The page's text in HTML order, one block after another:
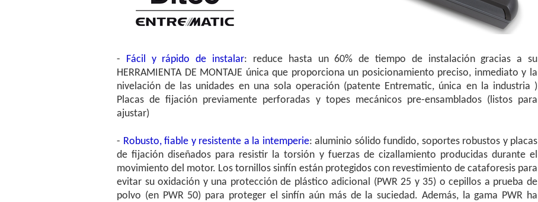
- Fácil y rápido de instalar: reduce hasta un 60% de tiempo de instalación gracias a su
HERRAMIENTA DE MONTAJE única que proporciona un posicionamiento preciso, inmediato y la
nivelación de las unidades en una sola operación (patente Entrematic, única en la industria )
Placas de fijación previamente perforadas y topes mecánicos pre-ensamblados (listos para
ajustar)
- Robusto, fiable y resistente a la intemperie: aluminio sólido fundido, soportes robustos y placas
de fijación diseñados para resistir la torsión y fuerzas de cizallamiento producidas durante el
movimiento del motor. Los tornillos sinfín están protegidos con revestimiento de cataforesis para
evitar su oxidación y una protección de plástico adicional (PWR 25 y 35) o cepillos a prueba de
polvo (en PWR 50) para proteger el sinfín aún más de la suciedad. Además, la gama PWR ha